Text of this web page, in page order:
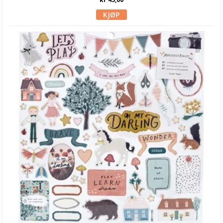
Tags, papirposer & dekorering
Stanseverktøy & tilbehør
Papir & Spesialpapir
Kreative sett
Scrapbooking & lommescrapping
Planners & kalender
Art Journaling & Mixed Media
Vokssegl & tilbehør
Lim & Verktøy
Barnehobby
Bånd, Blonder & Tekstil
Garn & Tilbehør